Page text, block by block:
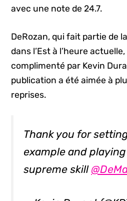
avec une note de 24.7.
DeRozan, qui fait partie de
dans l’Est à l’heure
complimenté par Kevin
publication a été aimée à
reprises.
Thank you for
example and
supreme skill